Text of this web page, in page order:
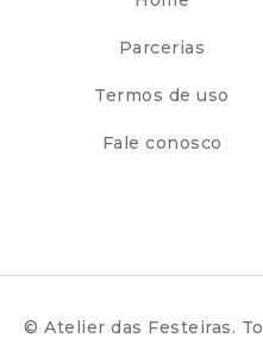
Parcerias
Termos de uso
Fale conosco
© Atelier das Festeiras.